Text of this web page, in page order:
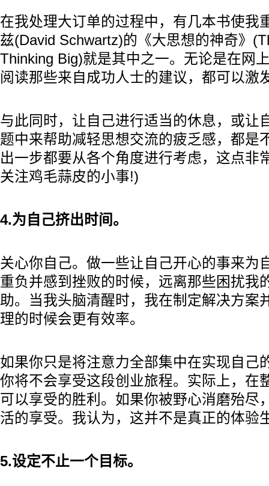
在我处理大订单的过程中，有几本书使我
兹(David Schwartz)的《大思想的神奇》
Thinking Big)就是其中之一。无论是在网
阅读那些来自成功人士的建议，都可以激
与此同时，让自己进行适当的休息，或让
题中来帮助减轻思想交流的疲乏感，都是
出一步都要从各个角度进行考虑，这点非
关注鸡毛蒜皮的小事!)
4.为自己挤出时间。
关心你自己。做一些让自己开心的事来为
重负并感到挫败的时候，远离那些困扰我
助。当我头脑清醒时，我在制定解决方案
理的时候会更有效率。
如果你只是将注意力全部集中在实现自己
你将不会享受这段创业旅程。实际上，在
可以享受的胜利。如果你被野心消磨殆尽
活的享受。我认为，这并不是真正的体验
5.设定不止一个目标。